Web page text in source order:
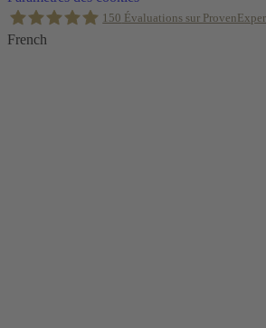
en
haut
150 Évaluations sur
French